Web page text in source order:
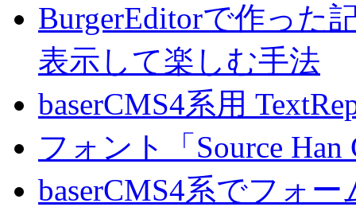
BurgerEditorで作った
表示して楽しむ手法
baserCMS4系用
フォント「Source
baserCMS4系でフォ